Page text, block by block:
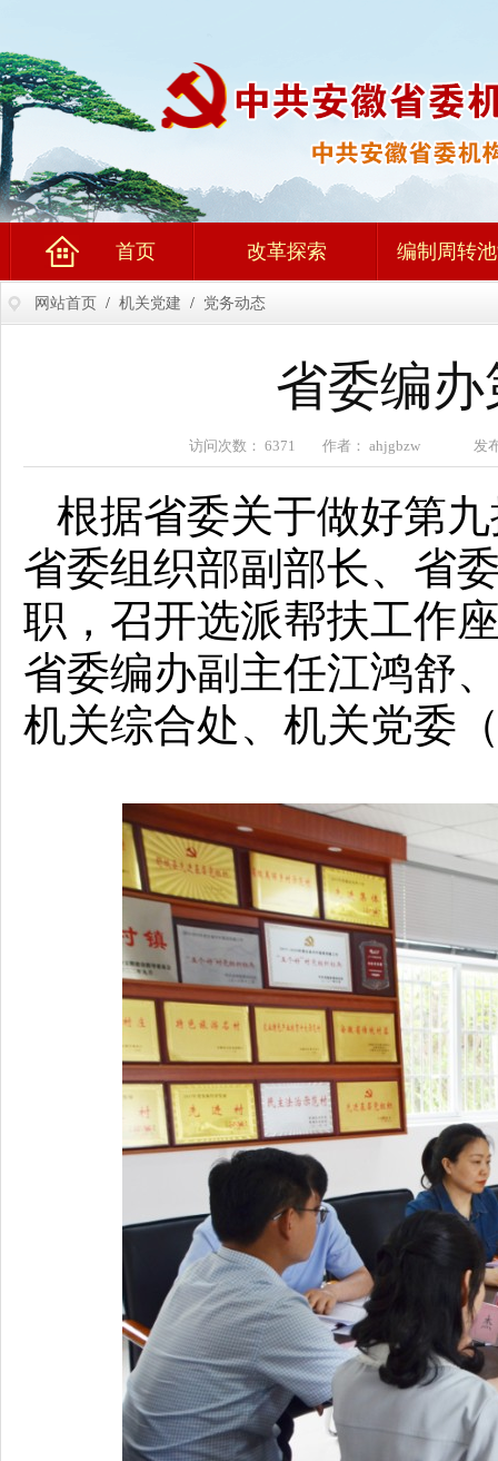
首页 改革探索 编制周转
网站首页 / 机关党建 / 党务动态
省委编
访问次数： 6371 作者： ahjgbzw 发布
根据省委关于做好第
省委组织部副部长、省
职，召开选派帮扶工作
省委编办副主任江鸿舒
机关综合处、机关党委